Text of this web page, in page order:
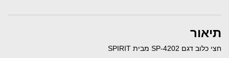
תיאור
חצי כלוב דגם SP-4202 מבית SPIRIT